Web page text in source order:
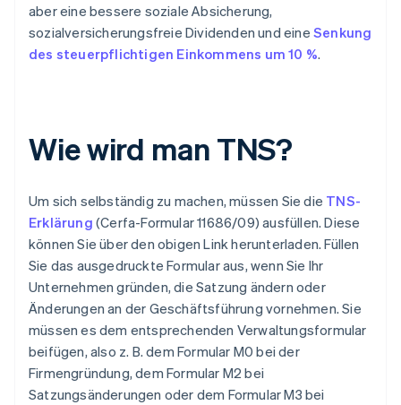
aber eine bessere soziale Absicherung,
sozialversicherungsfreie Dividenden und eineSenkung
des steuerpflichtigen Einkommens um 10 %.
Wie wird man TNS?
Um sich selbständig zu machen, müssen Sie die TNS-
Erklärung (Cerfa-Formular 11686/09) ausfüllen. Diese
können Sie über den obigen Link herunterladen. Füllen
Sie das ausgedruckte Formular aus, wenn Sie Ihr
Unternehmen gründen, die Satzung ändern oder
Änderungen an der Geschäftsführung vornehmen. Sie
müssen es dem entsprechenden Verwaltungsformular
beifügen, also z. B. dem Formular M0 bei der
Firmengründung, dem Formular M2 bei
Satzungsänderungen oder dem Formular M3 bei